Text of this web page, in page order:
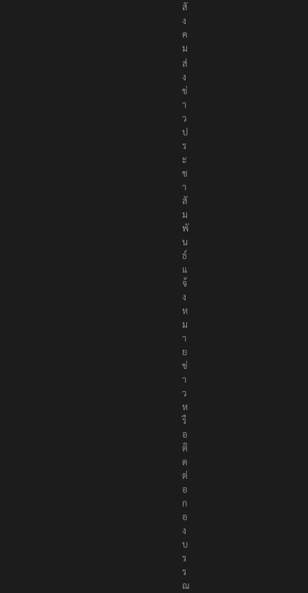
สั
ง
ค
ม
ส่
ง
ข่
า
ว
ป
ร
ะ
ช
า
สั
ม
พั
น
ธ์
แ
จ้
ง
ห
ม
า
ย
ข่
า
ว
ห
รื
อ
ติ
ด
ต่
อ
ก
อ
ง
บ
ร
ร
ณ